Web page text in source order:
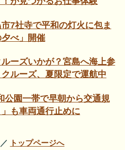
7社寺で平和の灯火に包ま
べ」開催
ーズいかが？宮島へ海上参
ルーズ、夏限定で運航中
公園一帯で早朝から交通規
も車両通行止めに
／ トップページへ